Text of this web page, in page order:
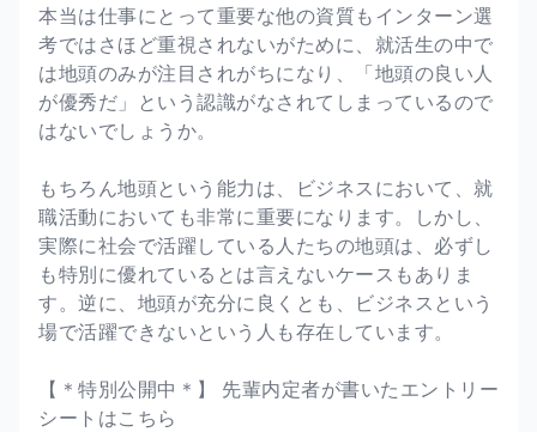
本当は仕事にとって重要な他の資質もインターン選
考ではさほど重視されないがために、就活生の中で
は地頭のみが注目されがちになり、「地頭の良い人
が優秀だ」という認識がなされてしまっているので
はないでしょうか。
もちろん地頭という能力は、ビジネスにおいて、就
職活動においても非常に重要になります。しかし、
実際に社会で活躍している人たちの地頭は、必ずし
も特別に優れているとは言えないケースもありま
す。逆に、地頭が充分に良くとも、ビジネスという
場で活躍できないという人も存在しています。
【＊特別公開中＊】 先輩内定者が書いたエントリー
シートはこちら